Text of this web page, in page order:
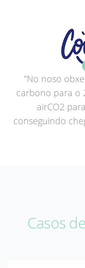
"No noso
carbono para o
airCO2
conseguindo
Casos